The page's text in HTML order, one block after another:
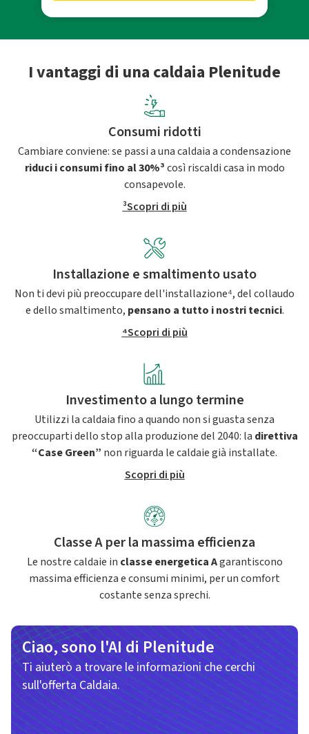
I vantaggi di una caldaia Plenitude
Consumi ridotti
Cambiare conviene: se passi a una caldaia a condensazione
riduci i consumi fino al 30%³così riscaldi casa in modo
consapevole.
³Scopri di più
Installazione e smaltimento usato
Non ti devi più preoccupare dell'installazione⁴, del collaudo
e dello smaltimento, pensano a tutto i nostri tecnici.
⁴Scopri di più
Investimento a lungo termine
Utilizzi la caldaia fino a quando non si guasta senza
preoccuparti dello stop alla produzione del 2040: la direttiva
“Case Green” non riguarda le caldaie già installate.
Scopri di più
Classe A per la massima efficienza
Le nostre caldaie in classe energetica Agarantiscono
massima efficienza e consumi minimi, per un comfort
costante senza sprechi.
Ciao, sono l'AI di Plenitude
Ti aiuterò a trovare le informazioni che cerchi
sull'offerta Caldaia.